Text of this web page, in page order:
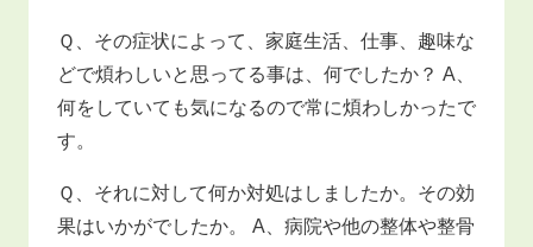
Ｑ、その症状によって、家庭生活、仕事、趣味な
どで煩わしいと思ってる事は、何でしたか？ A、
何をしていても気になるので常に煩わしかったで
す。
Ｑ、それに対して何か対処はしましたか。その効
果はいかがでしたか。 A、病院や他の整体や整骨